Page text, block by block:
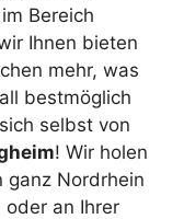
Bereich
Ihnen bieten
mehr, was
bestmöglich
selbst von
! Wir holen
ganz Nordrhein
oder an Ihrer